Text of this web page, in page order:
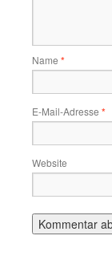
Name *
E-Mail-Adresse *
Website